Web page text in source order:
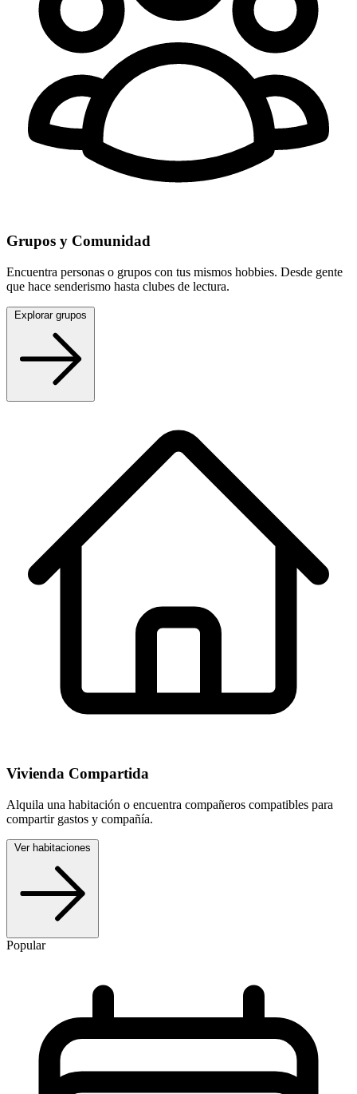
Grupos y Comunidad
Encuentra personas o grupos con tus mismos hobbies. Desde gente
que hace senderismo hasta clubes de lectura.
Vivienda Compartida
Alquila una habitación o encuentra compañeros compatibles para
compartir gastos y compañía.
Popular